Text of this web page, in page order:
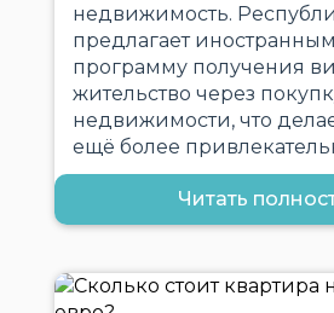
недвижимость.
предлагает
программу получения
жительство через
недвижимости, что
ещё более
Читать